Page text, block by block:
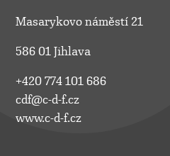
Masarykovo náměstí 21
586 01 Jihlava
+420 774 101 686
cdf@c-d-f.cz
www.c-d-f.cz